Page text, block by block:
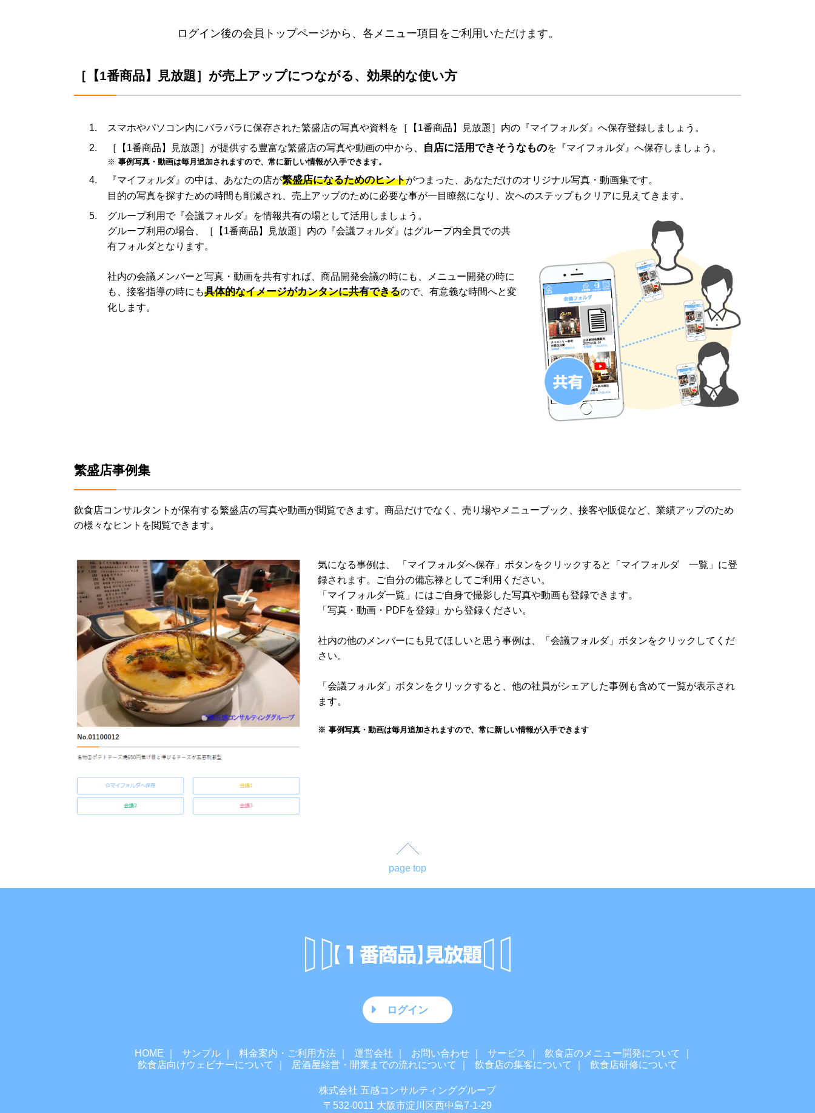
ログイン後の会員トップページから、各メニュー項目をご利用いただけます。
［【1番商品】見放題］が売上アップにつながる、効果的な使い方
スマホやパソコン内にバラバラに保存された繁盛店の写真や資料を［【1番商品】見放題］内の『マイフォルダ』へ保存登録しましょう。
［【1番商品】見放題］が提供する豊富な繁盛店の写真や動画の中から、
自店に活用できそうなものを『マイフォルダ』へ保存しましょう。
事例写真・動画は毎月追加されますので、常に新しい情報が入手できます。
『マイフォルダ』の中は、あなたの店が繁盛店になるためのヒントがつまった、あなただけのオリジナル写真・動画集です。
目的の写真を探すための時間も削減され、売上アップのために必要な事が一目瞭然になり、次へのステップもクリアに見えてきます。
グループ利用で『会議フォルダ』を情報共有の場として活用しましょう。
グループ利用の場合、［【1番商品】見放題］内の『会議フォルダ』はグループ内全員での共
有フォルダとなります。
社内の会議メンバーと写真・動画を共有すれば、商品開発会議の時にも、メニュー開発の時に
も、接客指導の時にも具体的なイメージがカンタンに共有できるので、有意義な時間へと変
化します。
繁盛店事例集
飲食店コンサルタントが保有する繁盛店の写真や動画が閲覧できます。商品だけでなく、売り場やメニューブック、接客や販促など、業績アップのため
の様々なヒントを閲覧できます。
気になる事例は、 「マイフォルダへ保存」ボタンをクリックすると「マイフォルダ 一覧」に登
録されます。ご自分の備忘禄としてご利用ください。
「マイフォルダ一覧」にはご自身で撮影した写真や動画も登録できます。
「写真・動画・PDFを登録」から登録ください。
社内の他のメンバーにも見てほしいと思う事例は、「会議フォルダ」ボタンをクリックしてくだ
さい。
「会議フォルダ」ボタンをクリックすると、他の社員がシェアした事例も含めて一覧が表示され
ます。
事例写真・動画は毎月追加されますので、常に新しい情報が入手できます
page top
ログイン
HOME サンプル 料金案内・ご利用方法 運営会社 お問い合わせ サービス
飲食店のメニュー開発について
飲食店向けウェビナーについて
居酒屋経営・開業までの流れについて 飲食店の集客について 飲食店研修について
株式会社 五感コンサルティンググループ
〒532-0011 大阪市淀川区西中島7-1-29